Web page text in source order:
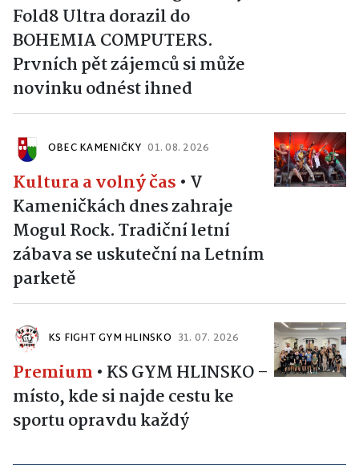
Fold8 Ultra dorazil do
BOHEMIA COMPUTERS.
Prvních pět zájemců si může
novinku odnést ihned
OBEC KAMENIČKY 01. 08. 2026
Kultura a volný čas • V
Kameničkách dnes zahraje
Mogul Rock. Tradiční letní
zábava se uskuteční na Letním
parketě
KS FIGHT GYM HLINSKO 31. 07. 2026
Premium • KS GYM HLINSKO –
místo, kde si najde cestu ke
sportu opravdu každý